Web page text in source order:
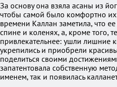
За основу она взяла асаны из
чтобы самой было комфортно их
времени Каллан заметила, что
спине и коленях, а, кроме того,
привлекательнее: ушли
укрепились и приобрели
поделиться своими
запатентовала собственную
именем, так и появилась